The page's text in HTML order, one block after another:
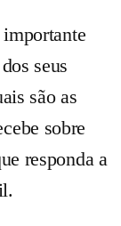
seus
são as
sobre
responda a